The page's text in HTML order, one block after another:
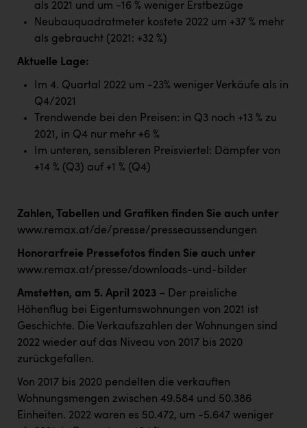
als 2021 und um -16 % weniger Erstbezüge
Neubauquadratmeter kostete 2022 um +37 % mehr
als gebraucht (2021: +32 %)
Aktuelle Lage:
Im 4. Quartal 2022 um -23% weniger Verkäufe als in
Q4/2021
Trendwende bei den Preisen: in Q3 noch +13 % zu
2021, in Q4 nur mehr +6 %
Im unteren, sensibleren Preisviertel: Dämpfer von
+14 % (Q3) auf +1 % (Q4)
Zahlen, Tabellen und Grafiken finden Sie auch unter
www.remax.at/de/presse/presseaussendungen
Honorarfreie Pressefotos finden Sie auch unter
www.remax.at/presse/downloads-und-bilder
Amstetten, am 5. April 2023 – Der preisliche
Höhenflug bei Eigentumswohnungen von 2021 ist
Geschichte. Die Verkaufszahlen der Wohnungen sind
2022 wieder auf das Niveau von 2017 bis 2020
zurückgefallen.
Von 2017 bis 2020 pendelten die verkauften
Wohnungsmengen zwischen 49.584 und 50.386
Einheiten. 2022 waren es 50.472, um -5.647 weniger